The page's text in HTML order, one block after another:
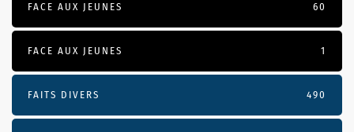
FACE AUX JEUNES 60
FACE AUX JEUNES 1
FAITS DIVERS 490